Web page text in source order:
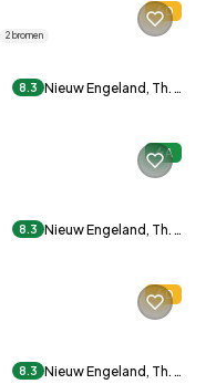
D
2 bronnen
8.3 Nieuw Engeland, Th. …
A
8.3 Nieuw Engeland, Th. …
D
8.3 Nieuw Engeland, Th. …